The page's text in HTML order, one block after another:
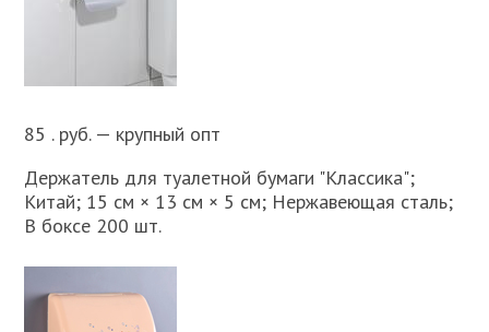
85 . руб. — крупный опт
Держатель для туалетной бумаги "Классика";
Китай; 15 см × 13 см × 5 см; Нержавеющая сталь;
В боксе 200 шт.